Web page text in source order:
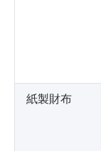
紙製財布